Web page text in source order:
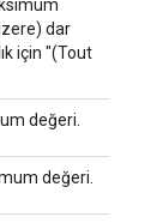
dar
için "(Tout
değeri.
değeri.